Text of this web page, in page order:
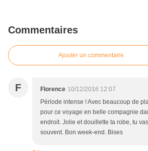
Commentaires
Ajouter un commentaire
F Florence 10/12/2016 12:07
Période intense ! Avec beaucoup de
pour ce voyage en belle compagnie
endroit. Jolie et douillette ta robe, tu
souvent. Bon week-end. Bises